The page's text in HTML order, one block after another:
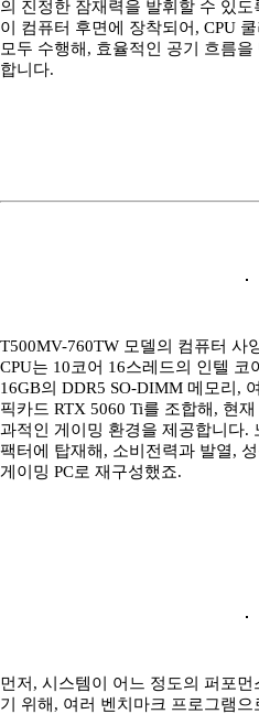
의 진정한 잠재력을 발휘할 수 있
이 컴퓨터 후면에 장착되어, CPU
모두 수행해, 효율적인 공기 흐름
합니다.
T500MV-760TW 모델의 컴퓨터 사
CPU는 10코어 16스레드의 인텔 코
16GB의 DDR5 SO-DIMM 메모리,
픽카드 RTX 5060 Ti를 조합해, 현
과적인 게이밍 환경을 제공합니다.
팩터에 탑재해, 소비전력과 발열,
게이밍 PC로 재구성했죠.
먼저, 시스템이 어느 정도의 퍼포
기 위해, 여러 벤치마크 프로그램